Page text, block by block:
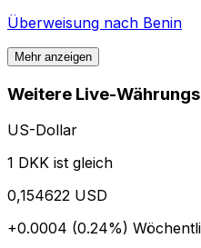
Überweisung nach Benin
Mehr anzeigen
Weitere Live-
US-Dollar
1 DKK ist gleich
0,154622 USD
+0.0004 (0.24%)